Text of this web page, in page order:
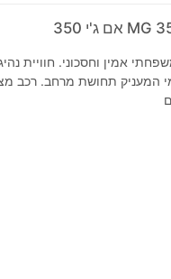
המעניק תחושת מרחב. רכב